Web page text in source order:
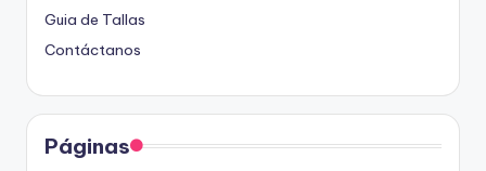
Guia de Tallas
Contáctanos
Páginas